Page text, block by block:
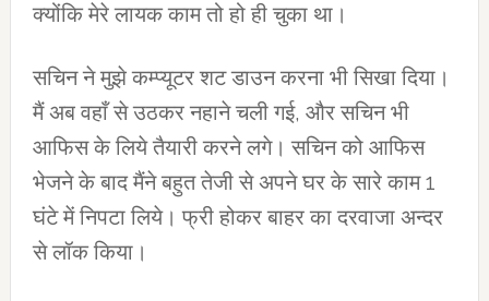
क्‍योंकि मेरे लायक काम तो हो ही चुका था।
सचिन ने मुझे कम्‍प्‍यूटर शट डाउन करना भी सिखा दिया।
मैं अब वहाँ से उठकर नहाने चली गई, और सचिन भी
आफिस के लिये तैयारी करने लगे। सचिन को आफिस
भेजने के बाद मैंने बहुत तेजी से अपने घर के सारे काम 1
घंटे में निपटा लिये। फ्री होकर बाहर का दरवाजा अन्‍दर
से लॉक किया।